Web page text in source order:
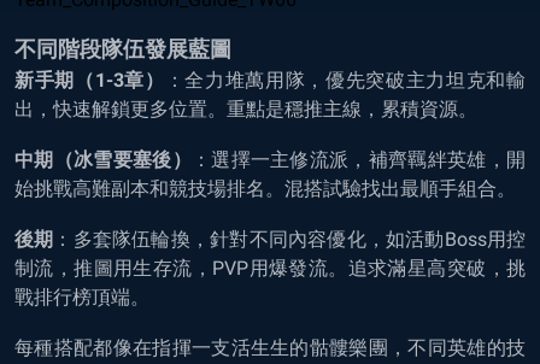
不同階段隊伍發展藍圖
新手期（1-3章）
：全力堆萬用隊，優先突破主力坦克和輸
出，快速解鎖更多位置。重點是穩推主線，累積資源。
中期（冰雪要塞後）
：選擇一主修流派，補齊羈絆英雄，開
始挑戰高難副本和競技場排名。混搭試驗找出最順手組合。
後期 ：多套隊伍輪換，針對不同內容優化，如活動Boss用控
制流，推圖用生存流，PVP用爆發流。追求滿星高突破，挑
戰排行榜頂端。
每種搭配都像在指揮一支活生生的骷髏樂團，不同英雄的技